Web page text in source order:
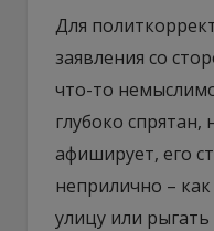
Для
заявления со
что-то
глубоко спрятан,
афиширует, его
неприлично –
улицу или рыгать